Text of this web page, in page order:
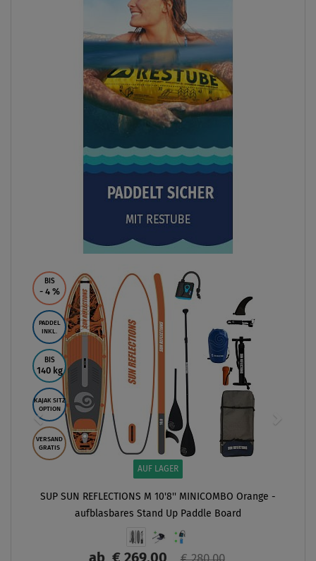
BIS
- 4 %
PADDEL
INKL.
BIS
140 kg
KAJAK SITZ
OPTION
VERSAND
GRATIS
AUF LAGER
SUP SUN REFLECTIONS M 10'8'' MINICOMBO Orange -
aufblasbares Stand Up Paddle Board